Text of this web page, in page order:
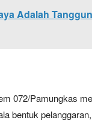
Adalah
072/Pamungkas
bentuk